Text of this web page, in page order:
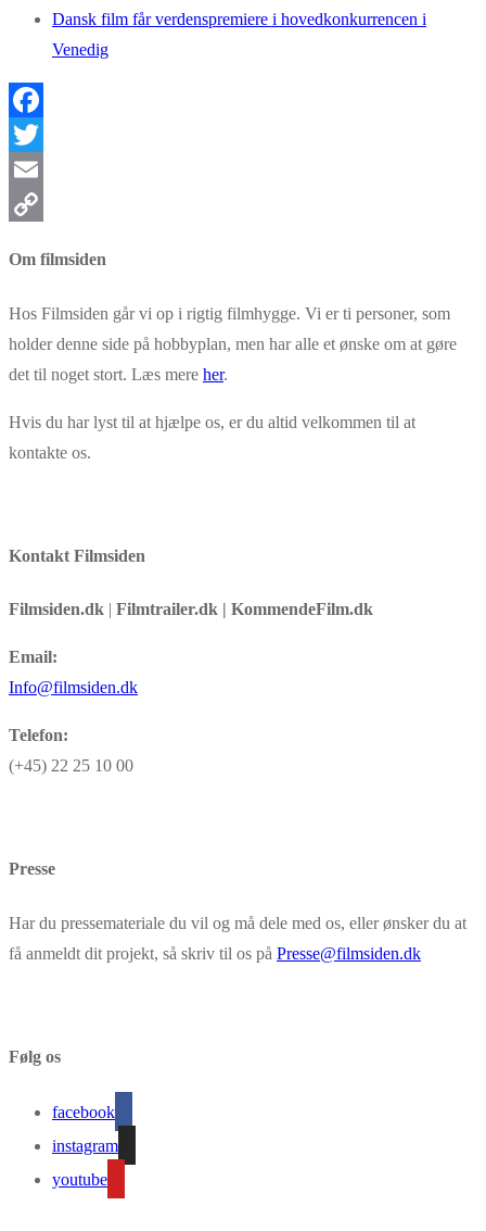
Dansk film får verdenspremiere i hovedkonkurrencen i
Venedig
Facebook
Twitter
Email
Om filmsiden
Hos Filmsiden går vi op i rigtig filmhygge. Vi er ti personer, som
holder denne side på hobbyplan, men har alle et ønske om at gøre
det til noget stort. Læs mere her.
Hvis du har lyst til at hjælpe os, er du altid velkommen til at
kontakte os.
Kontakt Filmsiden
Filmsiden.dk | Filmtrailer.dk | KommendeFilm.dk
Email:
Info@filmsiden.dk
Telefon:
(+45) 22 25 10 00
Presse
Har du pressemateriale du vil og må dele med os, eller ønsker du at
få anmeldt dit projekt, så skriv til os på Presse@filmsiden.dk
Følg os
facebook
instagram
youtube